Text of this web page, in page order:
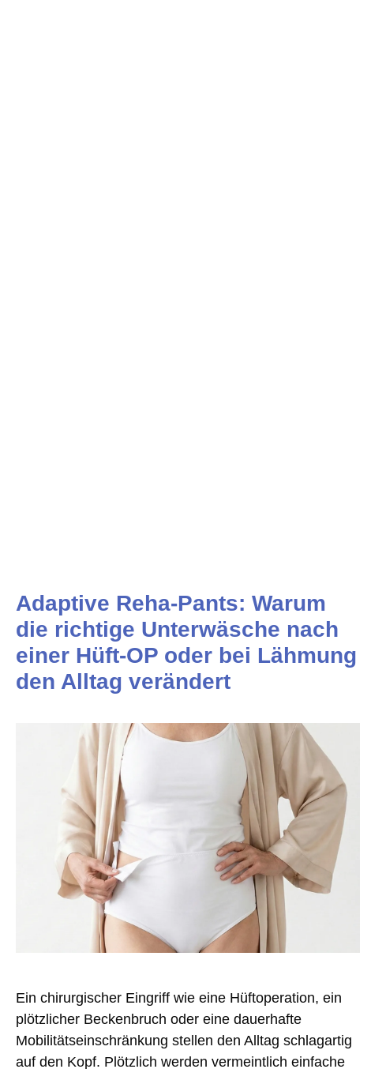
Adaptive Reha-Pants: Warum
die richtige Unterwäsche nach
einer Hüft-OP oder bei Lähmung
den Alltag verändert
Ein chirurgischer Eingriff wie eine Hüftoperation, ein
plötzlicher Beckenbruch oder eine dauerhafte
Mobilitätseinschränkung stellen den Alltag schlagartig
auf den Kopf. Plötzlich werden vermeintlich einfache